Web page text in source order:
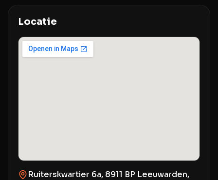
Locatie
Ruiterskwartier 6a, 8911 BP Leeuwarden,